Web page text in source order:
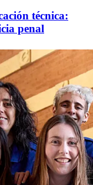
técnica:
penal